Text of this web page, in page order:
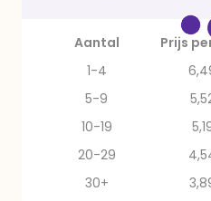
Aantal Prijs
1-4
5-9
10-19
20-29
30+